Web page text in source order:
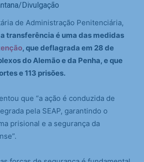
Divulgação
de Administração Penitenciária,
a transferência é uma das medidas
, que deflagrada em 28 de
do Alemão e da Penha, e que
e 113 prisões.
que “a ação é conduzida de
pela SEAP, garantindo o
prisional e a segurança da